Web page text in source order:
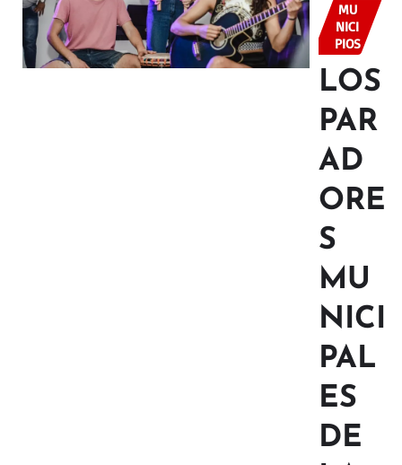
MU
NICI
PIOS
LOS
PAR
AD
ORE
S
MU
NICI
PAL
ES
DE